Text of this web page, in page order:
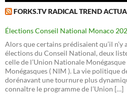
FORKS.TV RADICAL TREND
Élections Conseil National Monaco
Alors que certains prédisaient qu’il n’y
élections du Conseil National, deux
celle de l’Union Nationale
Monégasques ( NIM ). La vie politique
dorénavant une tournure plus
connaître le programme de l’Union […]